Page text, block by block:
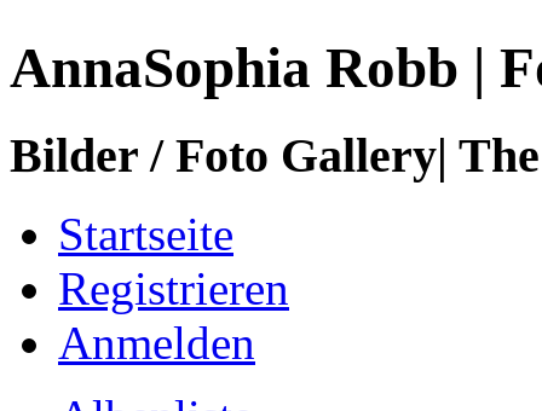
AnnaSophia Robb |
Bilder / Foto Gallery|
Startseite
Registrieren
Anmelden